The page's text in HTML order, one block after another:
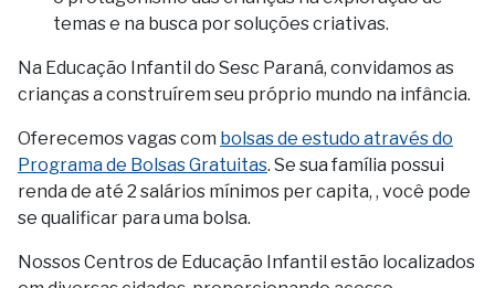
temas e na busca por soluções criativas.
Na Educação Infantil do Sesc Paraná, convidamos as
crianças a construírem seu próprio mundo na infância.
Oferecemos vagas com bolsas de estudo através do
Programa de Bolsas Gratuitas. Se sua família possui
renda de até 2 salários mínimos per capita, , você pode
se qualificar para uma bolsa.
Nossos Centros de Educação Infantil estão localizados